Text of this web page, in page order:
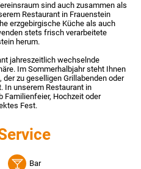
Bar
sind auch zusammen als
Restaurant in Frauenstein
erzgebirgische Küche als auch
stets frisch verarbeitete
herum.
jahreszeitlich wechselnde
Im Sommerhalbjahr steht Ihnen
zu geselligen Grillabenden oder
In unserem Restaurant in
Familienfeier, Hochzeit oder
Fest.